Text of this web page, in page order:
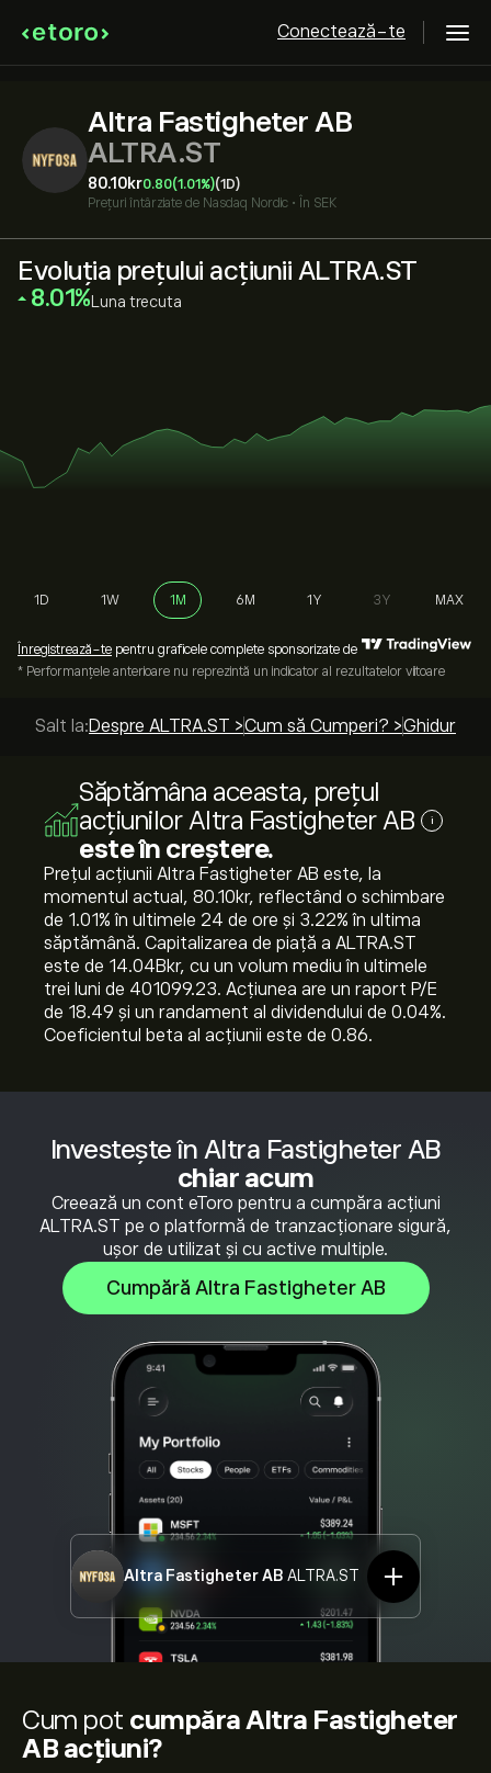
Conectează-te
Altra Fastigheter AB
ALTRA.ST
80.10‎kr‎0.80(1.01%)(1D)
Prețuri întârziate de Nasdaq Nordic • În SEK
Investește în Altra Fastigheter AB
chiar acum
Creează un cont eToro pentru a cumpăra acțiuni
ALTRA.ST pe o platformă de tranzacționare sigură,
ușor de utilizat și cu active multiple.
Cumpără Altra Fastigheter AB
Altra Fastigheter AB ALTRA.ST
Evoluția prețului acțiunii ALTRA.ST
‎8.01‎ Luna trecuta
1D 1W 1M 6M 1Y 3Y MAX
Înregistrează-te pentru graficele complete sponsorizate de
* Performanțele anterioare nu reprezintă un indicator al rezultatelor viitoare
Salt la:Despre ALTRA.ST >Cum să Cumperi? >Ghiduri de
Săptămâna aceasta, prețul
acțiunilor Altra Fastigheter AB
este în creștere.
i
Prețul acțiunii Altra Fastigheter AB este, la
momentul actual, 80.10‎kr‎, reflectând o schimbare
de ‎1.01‎% în ultimele 24 de ore și ‎3.22‎% în ultima
săptămână. Capitalizarea de piață a ALTRA.ST
este de 14.04B‎kr‎, cu un volum mediu în ultimele
trei luni de 401099.23. Acțiunea are un raport P/E
de 18.49 și un randament al dividendului de 0.04%.
Coeficientul beta al acțiunii este de 0.86.
Cum pot cumpăra Altra Fastigheter
AB acțiuni?